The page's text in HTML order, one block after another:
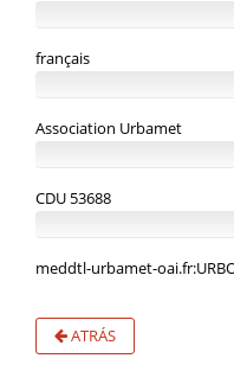
français
Association Urbamet
CDU 53688
meddtl-urbamet-
ATRÁS